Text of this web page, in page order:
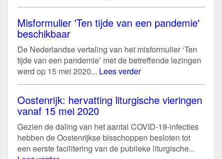
Misformulier 'Ten tijde van een pandemie'
beschikbaar
De Nederlandse vertaling van het misformulier ‘Ten
tijde van een pandemie’ met de betreffende lezingen
werd op 15 mei 2020... Lees verder
Oostenrijk: hervatting liturgische vieringen
vanaf 15 mei 2020
Gezien de daling van het aantal COVID-19-infecties
hebben de Oostenrijkse bisschoppen besloten tot
een eerste facilitering van de publieke liturgische...